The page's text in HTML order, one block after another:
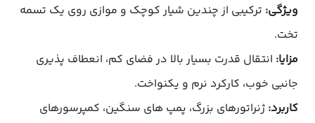
ویژگی: ترکیبی از چندین شیار کوچک و موازی روی یک تسمه
تخت.
مزایا: انتقال قدرت بسیار بالا در فضای کم، انعطاف پذیری
جانبی خوب، کارکرد نرم و یکنواخت.
کاربرد: ژنراتورهای بزرگ، پمپ های سنگین، کمپرسورهای